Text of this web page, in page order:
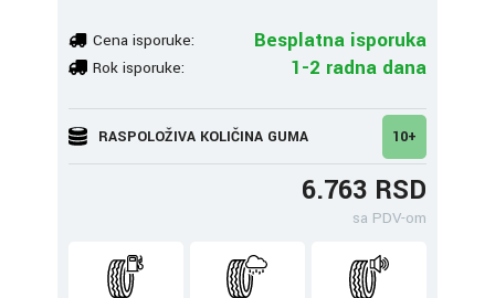
Cena isporuke: Besplatna isporuka
Rok isporuke: 1-2 radna dana
RASPOLOŽIVA KOLIČINA GUMA 10+
6.763 RSD
sa PDV-om